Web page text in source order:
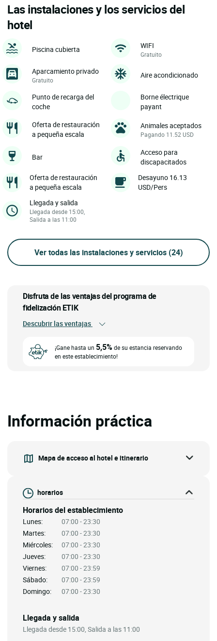
Las instalaciones y los servicios del
hotel
Piscina cubierta WIFI
Gratuito
Aparcamiento privado
Gratuito
Aire acondicionado
Punto de recarga del
coche
Borne électrique
payant
Oferta de restauración
a pequeña escala
Animales aceptados
Pagando 11.52 USD
Bar
Acceso para
discapacitados
Oferta de restauración
a pequeña escala
Desayuno 16.13
USD/Pers
Llegada y salida
Llegada desde 15:00,
Salida a las 11:00
Ver todas las instalaciones y servicios (24)
Disfruta de las ventajas del programa de
fidelización ETIK
Descubrir las ventajas
¡Gane hasta un 5,5%de su estancia reservando
en este establecimiento!
Información práctica
Mapa de acceso al hotel e itinerario
horarios
Horarios del establecimiento
Lunes:
07:00 - 23:30
Martes:
07:00 - 23:30
Miércoles:
07:00 - 23:30
Jueves:
07:00 - 23:30
Viernes:
07:00 - 23:59
Sábado:
07:00 - 23:59
Domingo:
07:00 - 23:30
Llegada y salida
Llegada desde 15:00, Salida a las 11:00